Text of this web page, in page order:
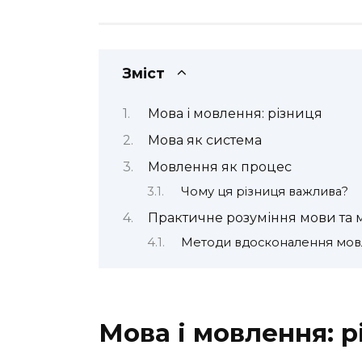
Зміст
Мова і мовлення: різниця
Мова як система
Мовлення як процес
Чому ця різниця важлива?
Практичне розуміння мови та
Методи вдосконалення
Мова і мовлення: